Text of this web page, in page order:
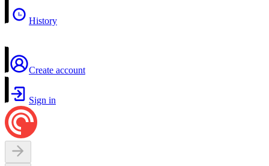
History
Create account
Sign in